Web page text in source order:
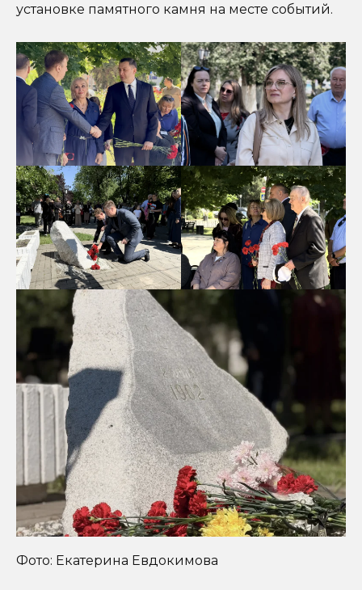
установке памятного камня на месте событий.
Фото: Екатерина Евдокимова